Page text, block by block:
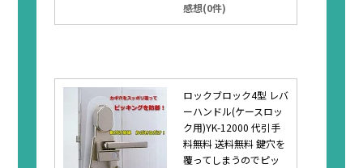
感想(0件)
ロックブロック4型 レバ
ーハンドル(ケースロッ
ク用)YK-12000 代引手
料無料 送料無料 鍵穴を
覆ってしまうのでピッ